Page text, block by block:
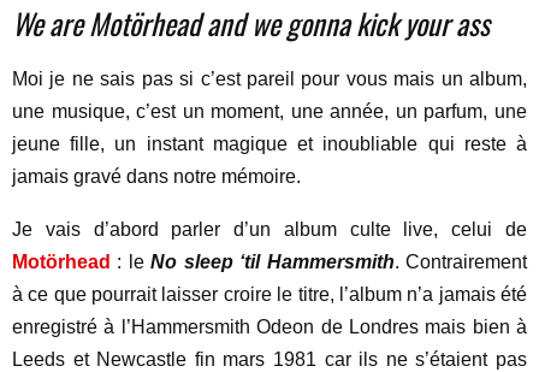
We are Motörhead and we gonna kick your ass
Moi je ne sais pas si c’est pareil pour vous mais un album,
une musique, c’est un moment, une année, un parfum, une
jeune fille, un instant magique et inoubliable qui reste à
jamais gravé dans notre mémoire.
Je vais d’abord parler d’un album culte live, celui de
Motörhead : leNo sleep ‘til Hammersmith. Contrairement
à ce que pourrait laisser croire le titre, l’album n’a jamais été
enregistré à l’Hammersmith Odeon de Londres mais bien à
Leeds et Newcastle fin mars 1981 car ils ne s’étaient pas